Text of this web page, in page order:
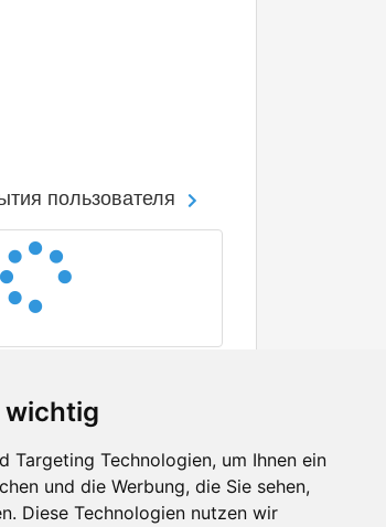
wichtig
Targeting Technologien, um Ihnen ein
und die Werbung, die Sie sehen,
Diese Technologien nutzen wir
пользователя